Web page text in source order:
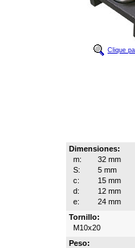
Clique
Dimensiones:
m:
32 mm
S:
5 mm
c:
15 mm
d:
12 mm
e:
24 mm
Tornillo:
M10x20
Peso: